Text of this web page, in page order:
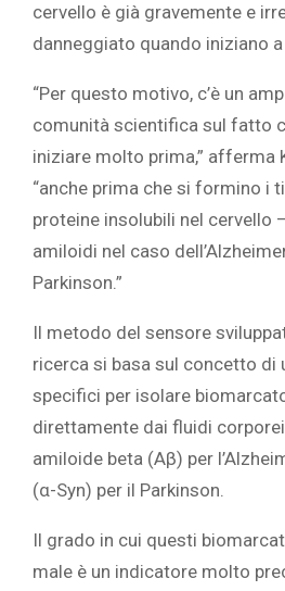
cervello è già gravemente e
danneggiato quando iniziano
“Per questo motivo, c’è un
comunità scientifica sul fatto
iniziare molto prima,” afferma
“anche prima che si formino i
proteine insolubili nel cervello
amiloidi nel caso
Parkinson.”
Il metodo del sensore
ricerca si basa sul concetto di
specifici per isolare
direttamente dai fluidi
amiloide beta (Aβ) per
(α-Syn) per il Parkinson.
Il grado in cui questi
male è un indicatore molto